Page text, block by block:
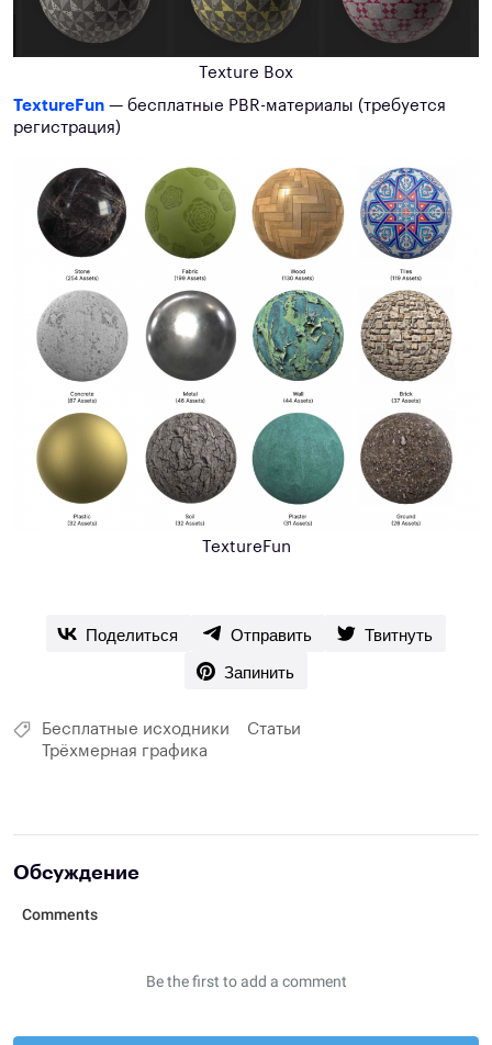
Texture Box
TextureFun — бесплатные PBR-материалы (требуется
регистрация)
TextureFun
Поделиться Отправить
Твитнуть
Запинить
Бесплатные исходники
Статьи
Трёхмерная графика
Обсуждение